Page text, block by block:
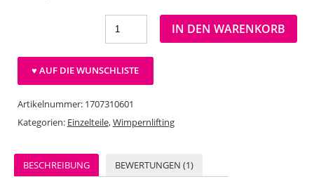
IN DEN WARENKORB
♥ AUF DIE WUNSCHLISTE
Artikelnummer: 1707310601
Kategorien: Einzelteile,Wimpernlifting
BESCHREIBUNG BEWERTUNGEN (1)